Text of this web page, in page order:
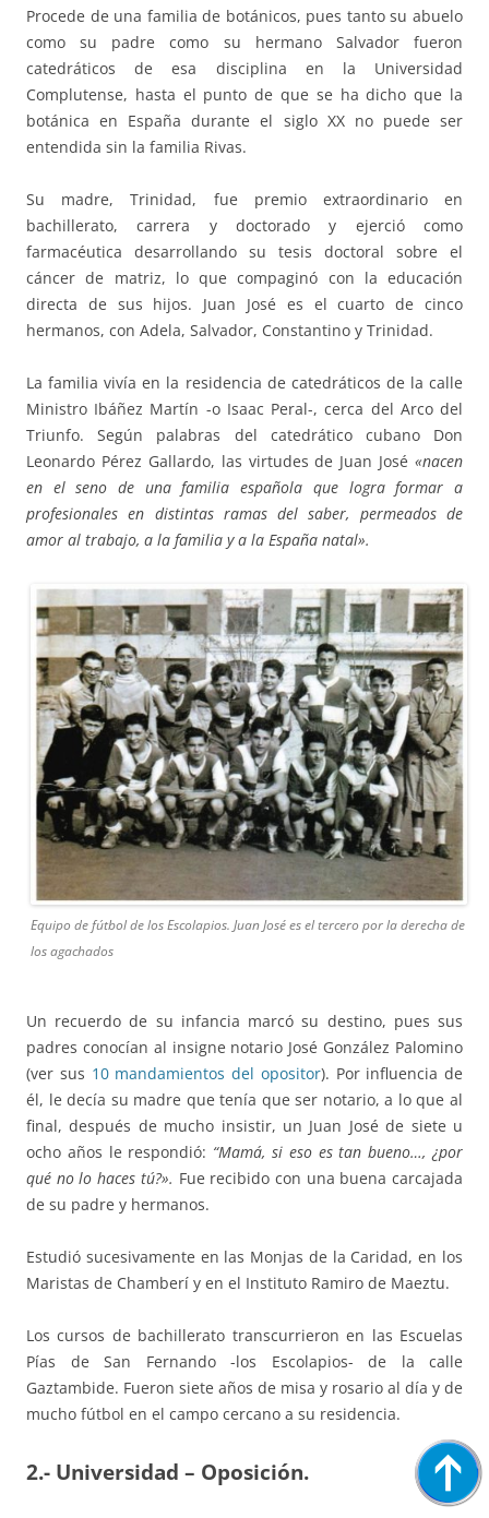
Procede de una familia de botánicos, pues tanto su abuelo
como su padre como su hermano Salvador fueron
catedráticos de esa disciplina en la Universidad
Complutense, hasta el punto de que se ha dicho que la
botánica en España durante el siglo XX no puede ser
entendida sin la familia Rivas.
Su madre, Trinidad, fue premio extraordinario en
bachillerato, carrera y doctorado y ejerció como
farmacéutica desarrollando su tesis doctoral sobre el
cáncer de matriz, lo que compaginó con la educación
directa de sus hijos. Juan José es el cuarto de cinco
hermanos, con Adela, Salvador, Constantino y Trinidad.
La familia vivía en la residencia de catedráticos de la calle
Ministro Ibáñez Martín -o Isaac Peral-, cerca del Arco del
Triunfo. Según palabras del catedrático cubano Don
Leonardo Pérez Gallardo, las virtudes de Juan José «nacen
en el seno de una familia española que logra formar a
profesionales en distintas ramas del saber, permeados de
amor al trabajo, a la familia y a la España natal».
Equipo de fútbol de los Escolapios. Juan José es el tercero por la derecha de
los agachados
Un recuerdo de su infancia marcó su destino, pues sus
padres conocían al insigne notario José González Palomino
(ver sus 10 mandamientos del opositor). Por influencia de
él, le decía su madre que tenía que ser notario, a lo que al
final, después de mucho insistir, un Juan José de siete u
ocho años le respondió: “Mamá, si eso es tan bueno…, ¿por
qué no lo haces tú?». Fue recibido con una buena carcajada
de su padre y hermanos.
Estudió sucesivamente en las Monjas de la Caridad, en los
Maristas de Chamberí y en el Instituto Ramiro de Maeztu.
Los cursos de bachillerato transcurrieron en las Escuelas
Pías de San Fernando -los Escolapios- de la calle
Gaztambide. Fueron siete años de misa y rosario al día y de
mucho fútbol en el campo cercano a su residencia.
2.- Universidad – Oposición.